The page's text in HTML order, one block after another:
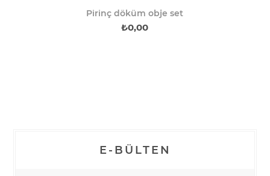
Pirinç döküm obje set
₺0,00
E-BÜLTEN